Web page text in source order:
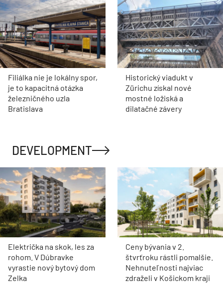
Filiálka nie je lokálny spor,
je to kapacitná otázka
železničného uzla
Bratislava
Historický viadukt v
Zürichu získal nové
mostné ložiská a
dilatačné závery
DEVELOPMENT
Električka na skok, les za
rohom. V Dúbravke
vyrastie nový bytový dom
Zelka
Ceny bývania v 2.
štvrťroku rástli pomalšie.
Nehnuteľnosti najviac
zdraželi v Košickom kraji